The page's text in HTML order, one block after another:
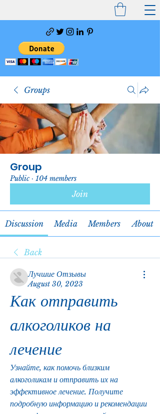
Groups
Group
Public · 104 members
Join
Discussion Media Members About
Back
Лучшие Отзывы
August 30, 2023
Как отправить
алкоголиков на
лечение
Узнайте, как помочь близким
алкоголикам и отправить их на
эффективное лечение. Получите
подробную информацию и рекомендации